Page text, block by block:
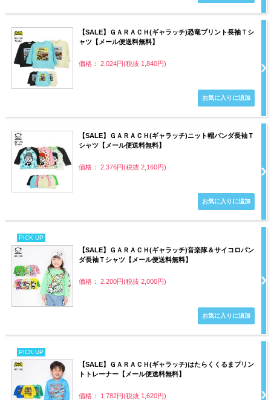
【SALE】ＧＡＲＡＣＨ(ギャラッチ)恐竜プリント長袖Ｔシ
ャツ【メール便送料無料】
価格： 2,024円(税抜 1,840円)
【SALE】ＧＡＲＡＣＨ(ギャラッチ)ニット帽パンダ長袖Ｔ
シャツ【メール便送料無料】
価格： 2,376円(税抜 2,160円)
PICK UP
【SALE】ＧＡＲＡＣＨ(ギャラッチ)音楽隊＆サイコロパン
ダ長袖Ｔシャツ【メール便送料無料】
価格： 2,200円(税抜 2,000円)
PICK UP
【SALE】ＧＡＲＡＣＨ(ギャラッチ)はたらくくるまプリン
トトレーナー【メール便送料無料】
価格： 1,782円(税抜 1,620円)